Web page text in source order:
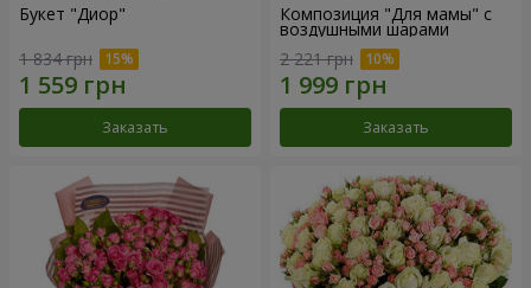
Букет "Диор"
1 834 грн
Заказать
Композиция "Для мамы" с
воздушными шарами
2 221 грн
Заказать